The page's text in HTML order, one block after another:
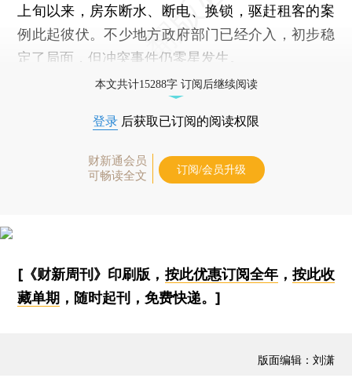
上旬以来，房东断水、断电、换锁，驱赶租客的案
例此起彼伏。不少地方政府部门已经介入，初步稳
定了局面，但冲突事件仍零星发生。
本文共计15288字 订阅后继续阅读
登录 后获取已订阅的阅读权限
财新通会员
可畅读全文
订阅/会员升级
[《财新周刊》印刷版， 按此优惠订阅全年， 按此收
藏单期 ，随时起刊，免费快递。]
版面编辑：刘潇